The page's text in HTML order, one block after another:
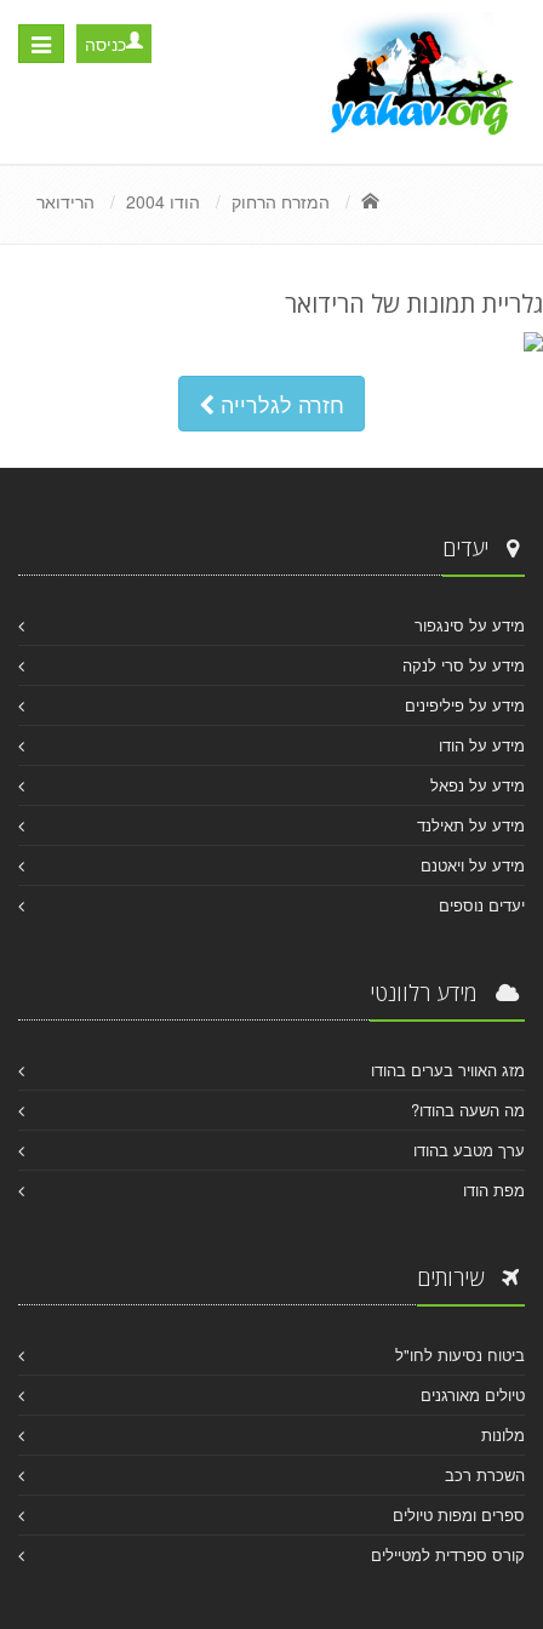
Toggle
כניסה
המזרח הרחוק הודו 2004 הרידואר
גלריית תמונות של הרידואר
חזרה לגלרייה
יעדים
מידע על סינגפור
מידע על סרי לנקה
מידע על פיליפינים
מידע על הודו
מידע על נפאל
מידע על תאילנד
מידע על ויאטנם
יעדים נוספים
מידע רלוונטי
מזג האוויר בערים בהודו
מה השעה בהודו?
ערך מטבע בהודו
מפת הודו
שירותים
ביטוח נסיעות לחו"ל
טיולים מאורגנים
מלונות
השכרת רכב
ספרים ומפות טיולים
קורס ספרדית למטיילים